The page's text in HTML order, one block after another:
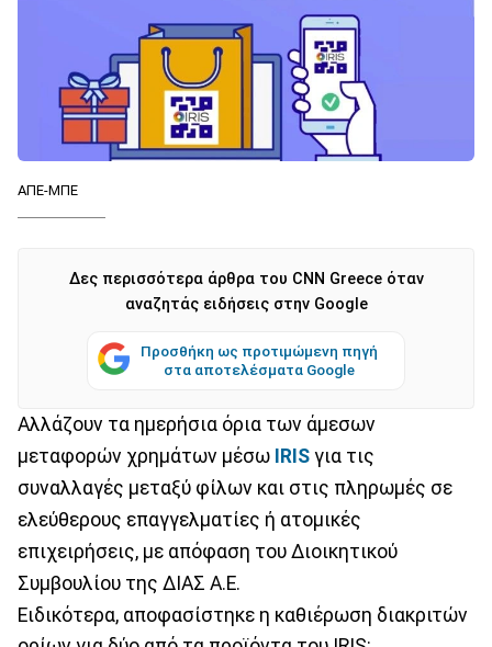
ΑΠΕ-ΜΠΕ
Δες περισσότερα άρθρα του CNN Greece όταν
αναζητάς ειδήσεις στην Google
Προσθήκη ως προτιμώμενη πηγή
στα αποτελέσματα Google
Αλλάζουν τα ημερήσια όρια των άμεσων
μεταφορών χρημάτων μέσω IRIS για τις
συναλλαγές μεταξύ φίλων και στις πληρωμές σε
ελεύθερους επαγγελματίες ή ατομικές
επιχειρήσεις, με απόφαση του Διοικητικού
Συμβουλίου της ΔΙΑΣ Α.Ε.
Ειδικότερα, αποφασίστηκε η καθιέρωση διακριτών